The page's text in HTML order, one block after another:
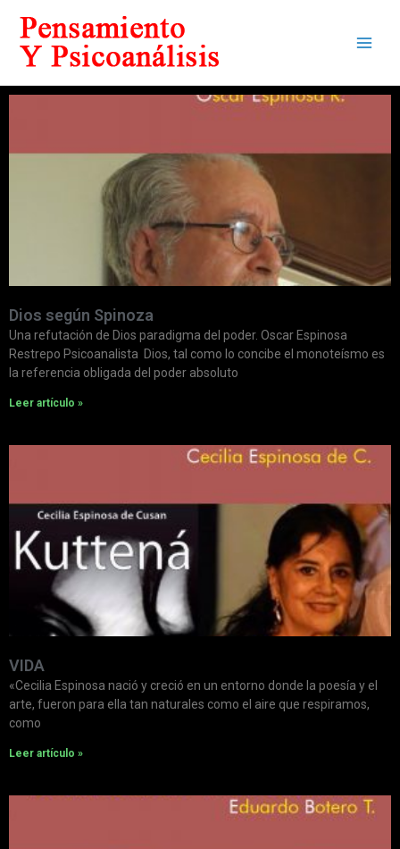
Dios según Spinoza
Una refutación de Dios paradigma del poder. Oscar Espinosa
Restrepo Psicoanalista Dios, tal como lo concibe el monoteísmo es
la referencia obligada del poder absoluto
Leer artículo »
VIDA
«Cecilia Espinosa nació y creció en un entorno donde la poesía y el
arte, fueron para ella tan naturales como el aire que respiramos,
como
Leer artículo »